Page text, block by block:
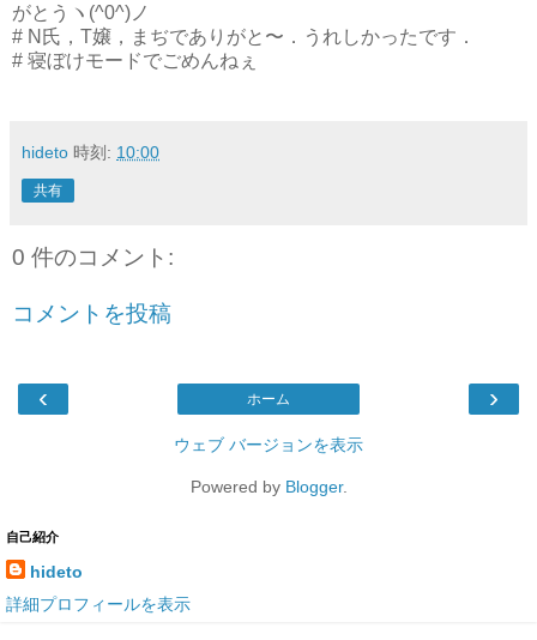
がとうヽ(^0^)ノ
# N氏，T嬢，まぢでありがと〜．うれしかったです．
# 寝ぼけモードでごめんねぇ
hideto 時刻: 10:00
共有
0 件のコメント:
コメントを投稿
‹ ›
ホーム
ウェブ バージョンを表示
Powered by Blogger.
自己紹介
hideto
詳細プロフィールを表示